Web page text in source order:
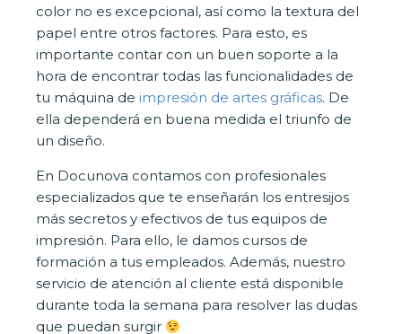
color no es excepcional, así como la textura del
papel entre otros factores. Para esto, es
importante contar con un buen soporte a la
hora de encontrar todas las funcionalidades de
tu máquina de impresión de artes gráficas. De
ella dependerá en buena medida el triunfo de
un diseño.
En Docunova contamos con profesionales
especializados que te enseñarán los entresijos
más secretos y efectivos de tus equipos de
impresión. Para ello, le damos cursos de
formación a tus empleados. Además, nuestro
servicio de atención al cliente está disponible
durante toda la semana para resolver las dudas
que puedan surgir